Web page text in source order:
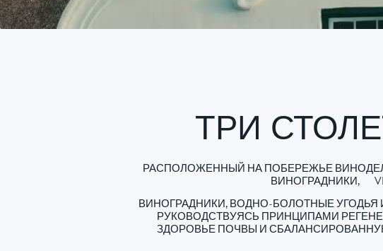
ТРИ
РАСПОЛОЖЕННЫЙ НА ПОБЕРЕЖЬЕ
ВИНОГРАДНИКИ,
ВИНОГРАДНИКИ, ВОДНО-БОЛОТНЫЕ
РУКОВОДСТВУЯСЬ ПРИНЦИПАМИ
ЗДОРОВЬЕ ПОЧВЫ И